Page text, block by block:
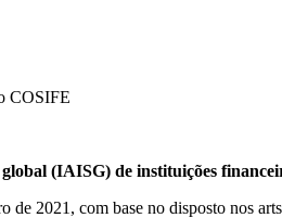
COSIFE
(IAISG) de instituições
2021, com base no disposto nos